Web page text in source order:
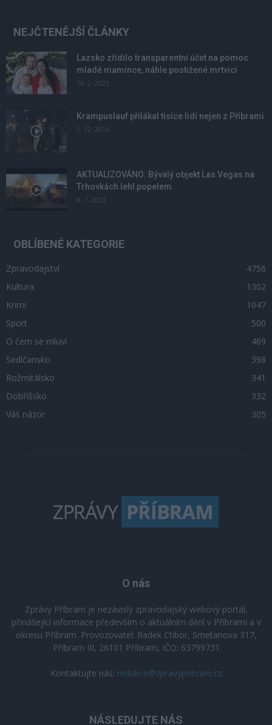
NEJČTENĚJŠÍ ČLÁNKY
Lazsko zřídilo transparentní účet na pomoc
mladé mamince, náhle postižené mrtvicí
14. 2. 2023
Krampuslauf přilákal tisíce lidí nejen z Příbrami
2. 12. 2016
AKTUALIZOVÁNO: Bývalý objekt Las Vegas na
Trhovkách lehl popelem
8. 7. 2023
OBLÍBENÉ KATEGORIE
Zpravodajství
4756
Kultura
1302
Krimi
1047
Sport
500
O čem se mluví
469
Sedlčansko
398
Rožmitálsko
341
Dobříšsko
332
Váš názor
305
O nás
Zprávy Příbram je nezávislý zpravodajský webový portál,
přinášející informace především o aktuálním dění v Příbrami a v
okresu Příbram. Provozovatel: Radek Ctibor, Smetanova 317,
Příbram III, 26101 Příbram, IČO: 63799731
Kontaktujte nás: redakce@zpravypribram.cz
NÁSLEDUJTE NÁS